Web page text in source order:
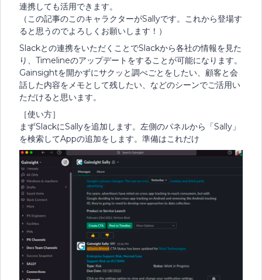
連携しても活用できます。
（この記事のこのキャラクターがSallyです。これから登場す
ると思うのでよろしくお願いします！）
Slackとの連携をいただくことでSlackから各社の情報を見た
り、Timelineのアップデートをすることが可能になります。
Gainsightを開かずにサクッと調べごとをしたい、顧客と会
話した内容をメモとして残したい、などのシーンでご活用い
ただけると思います。
［使い方］
まずSlackにSallyを追加します。左側のパネルから「Sally」
を検索してAppの追加をします。準備はこれだけ